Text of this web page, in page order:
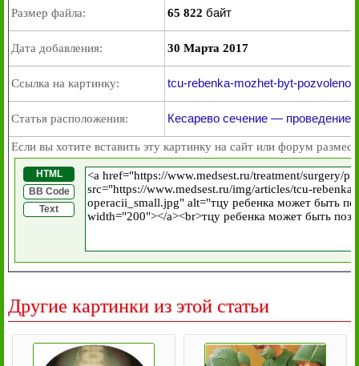
Размер файла: 65 822 байт
Дата добавления: 30 Марта 2017
Ссылка на картинку: tcu-rebenka-mozhet-byt-
Статья расположения: Кесарево сечение — проведение
Если вы хотите вставить эту картинку на сайт или форум
HTML
BB Code
Text
Другие картинки из этой статьи